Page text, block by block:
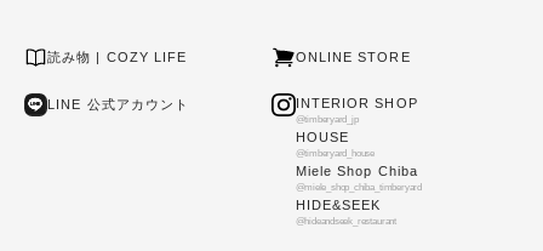
読み物 | COZY LIFE ONLINE STORE
LINE 公式アカウント INTERIOR SHOP
@timberyard_jp
HOUSE
@timberyard_house
Miele Shop Chiba
@miele_shop_chiba_timberyard
HIDE&SEEK
@hideandseek_restaurant